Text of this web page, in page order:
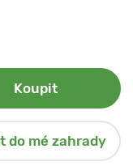
Koupit
do mé zahrady